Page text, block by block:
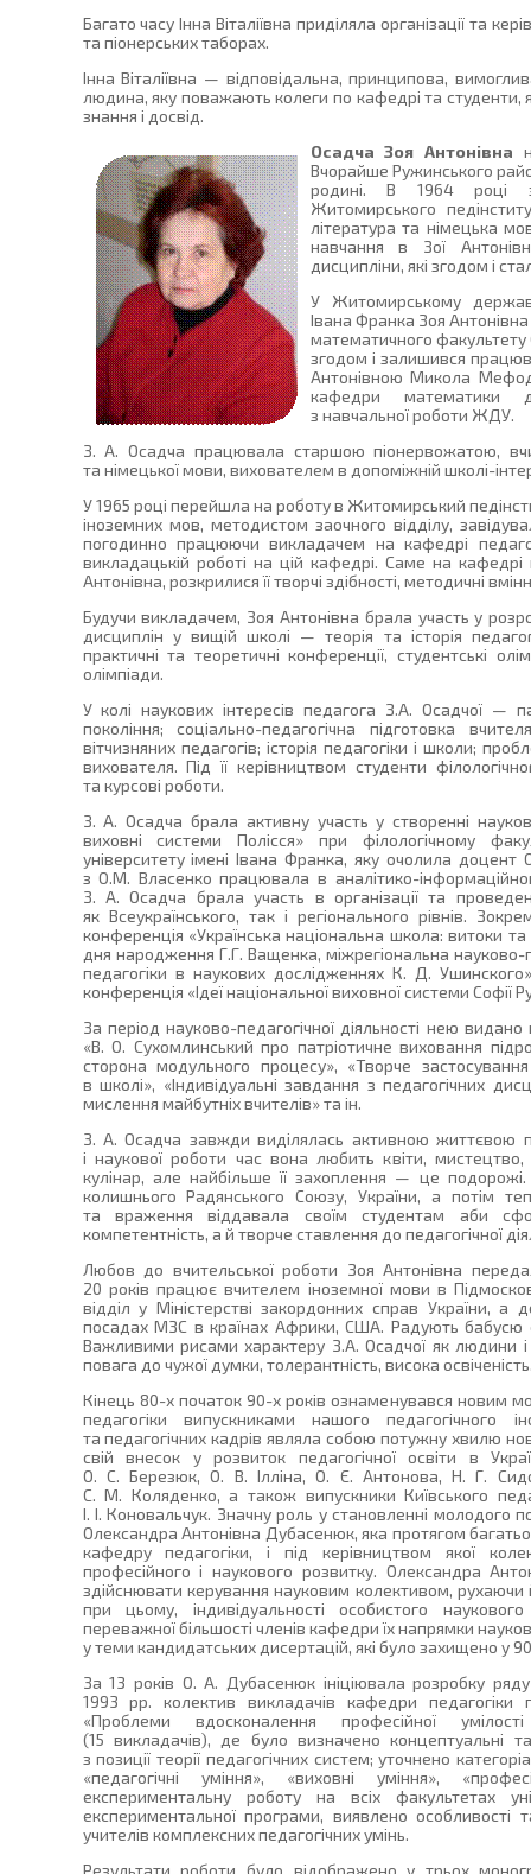
Багато часу Інна Віталіївна приділяла організації та
та піонерських таборах.
Інна Віталіївна — відповідальна, принципова,
людина, яку поважають колеги по кафедрі та студенти,
знання і досвід.
Осадча Зоя Антонівна
Вчорайше Ружинського
родині. В 1964 році
Житомирського
література та німецька
навчання в Зої
дисципліни, які згодом і
У Житомирському
Івана Франка Зоя
математичного
згодом і залишився
Антонівною Микола
кафедри математики
з навчальної роботи ЖДУ.
З. А. Осадча працювала старшою піонервожатою,
та німецької мови, вихователем в допоміжній школі-
У 1965 році перейшла на роботу в Житомирський
іноземних мов, методистом заочного відділу,
погодинно працюючи викладачем на кафедрі
викладацькій роботі на цій кафедрі. Саме на кафедрі
Антонівна, розкрилися її творчі здібності, методичні
Будучи викладачем, Зоя Антонівна брала участь у
дисциплін у вищій школі — теорія та історія
практичні та теоретичні конференції, студентські
олімпіади.
У колі наукових інтересів педагога З.А. Осадчої —
покоління; соціально-педагогічна підготовка
вітчизняних педагогів; історія педагогіки і школи;
вихователя. Під її керівництвом студенти
та курсові роботи.
З. А. Осадча брала активну участь у створенні
виховні системи Полісся» при філологічному
університету імені Івана Франка, яку очолила
з О.М. Власенко працювала в аналітико-
З. А. Осадча брала участь в організації та
як Всеукраїнського, так і регіонального рівнів.
конференція «Українська національна школа: витоки та
дня народження Г.Г. Ващенка, міжрегіональна науково-
педагогіки в наукових дослідженнях К. Д.
конференція «Ідеї національної виховної системи Софії
За період науково-педагогічної діяльності нею
«В. О. Сухомлинський про патріотичне виховання
сторона модульного процесу», «Творче
в школі», «Індивідуальні завдання з педагогічних
мислення майбутніх вчителів» та ін.
З. А. Осадча завжди виділялась активною життєвою
і наукової роботи час вона любить квіти,
кулінар, але найбільше її захоплення — це
колишнього Радянського Союзу, України, а потім
та враження віддавала своїм студентам аби
компетентність, а й творче ставлення до педагогічної
Любов до вчительської роботи Зоя Антонівна
20 років працює вчителем іноземної мови в
відділ у Міністерстві закордонних справ України,
посадах МЗС в країнах Африки, США. Радують бабусю
Важливими рисами характеру З.А. Осадчої як людини і
повага до чужої думки, толерантність, висока
Кінець 80-х початок 90-х років ознаменувався новим
педагогіки випускниками нашого педагогічного
та педагогічних кадрів являла собою потужну хвилю
свій внесок у розвиток педагогічної освіти в
О. С. Березюк, О. В. Ілліна, О. Є. Антонова, Н. Г.
С. М. Коляденко, а також випускники Київського
І. І. Коновальчук. Значну роль у становленні молодого
Олександра Антонівна Дубасенюк, яка протягом
кафедру педагогіки, і під керівництвом якої
професійного і наукового розвитку. Олександра
здійснювати керування науковим колективом, рухаючи
при цьому, індивідуальності особистого
переважної більшості членів кафедри їх напрямки
у теми кандидатських дисертацій, які було захищено у
За 13 років О. А. Дубасенюк ініціювала розробку
1993 рр. колектив викладачів кафедри
«Проблеми вдосконалення професійної умілості
(15 викладачів), де було визначено концептуальні
з позиції теорії педагогічних систем; уточнено
«педагогічні уміння», «виховні уміння»,
експериментальну роботу на всіх факультетах
експериментальної програми, виявлено особливості
учителів комплексних педагогічних умінь.